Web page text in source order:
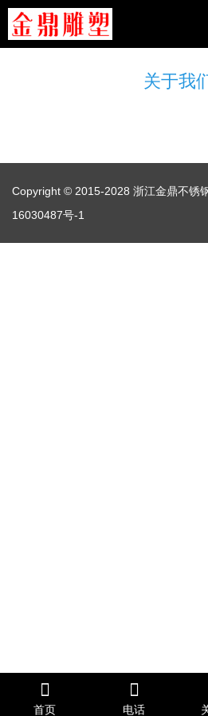
关于我
Copyright © 2015-2028 浙江金鼎不锈
16030487号-1
首页 电话